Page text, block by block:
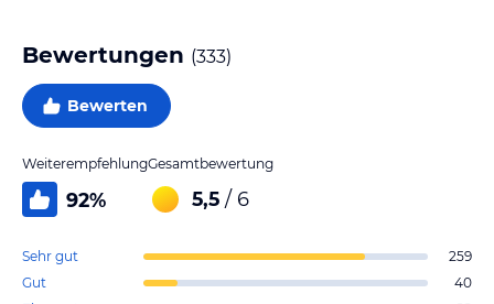
Bewertungen (333)
Bewerten
Weiterempfehlung
92%
Gesamtbewertung
5,5 / 6
Sehr gut
259
Gut
40